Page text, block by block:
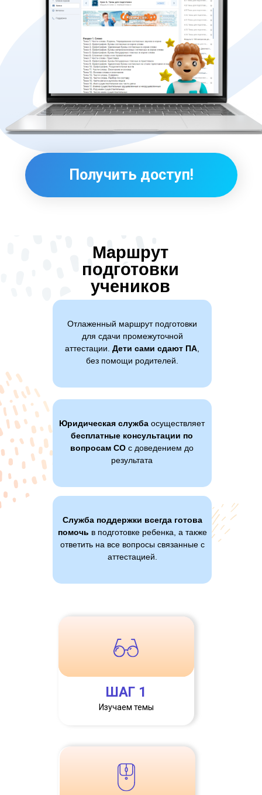
Изучаем темы
ШАГ 1
Отлаженный маршрут подготовки
для сдачи промежуточной
аттестации. Дети сами сдают ПА
без помощи родителей.
Служба поддержки всегда готова
помочь в подготовке ребенка, а также
ответить на все вопросы связанные с
аттестацией.
Юридическая служба осуществляет
бесплатные консультации по
вопросам СО с доведением до
результата
Маршрут
подготовки
учеников